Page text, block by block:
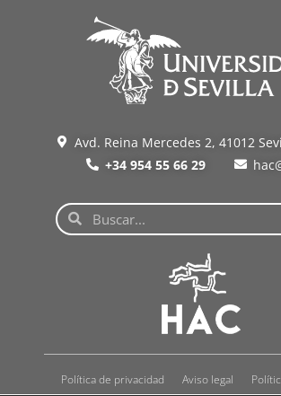
Avd. Reina Mercedes 2, 41012
+34 954 55 66 29
Política de privacidad Aviso legal